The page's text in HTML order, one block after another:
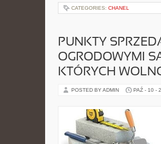
CATEGORIES: CHANEL
PUNKTY
OGRODOWYMI
KTÓRYCH
POSTED BY ADMIN PAŹ - 10 -